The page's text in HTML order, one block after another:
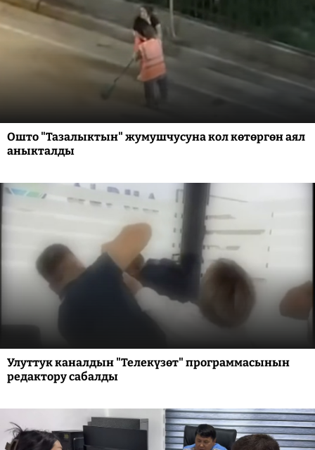
Ошто "Тазалыктын" жумушчусуна кол көтөргөн аял
аныкталды
Улуттук каналдын "Телекүзөт" программасынын
редактору сабалды